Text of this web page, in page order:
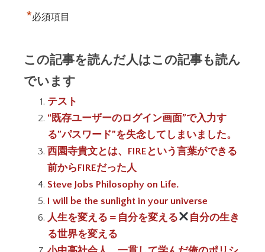
*必須項目
この記事を読んだ人はこの記事も読ん
でいます
テスト
“既存ユーザーのログイン画面”で入力す
る”パスワード”を失念してしまいました。
西園寺貴文とは、FIREという言葉ができる
前からFIREだった人
Steve Jobs Philosophy on Life.
I will be the sunlight in your universe
人生を変える＝自分を変える
自分の生き
る世界を変える